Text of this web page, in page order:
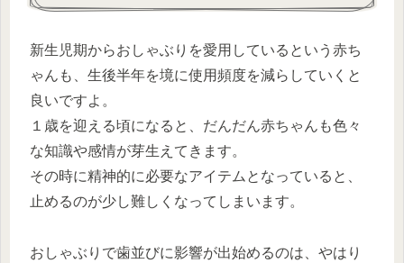
新生児期からおしゃぶりを愛用しているという赤ち
ゃんも、生後半年を境に使用頻度を減らしていくと
良いですよ。
１歳を迎える頃になると、だんだん赤ちゃんも色々
な知識や感情が芽生えてきます。
その時に精神的に必要なアイテムとなっていると、
止めるのが少し難しくなってしまいます。
おしゃぶりで歯並びに影響が出始めるのは、やはり